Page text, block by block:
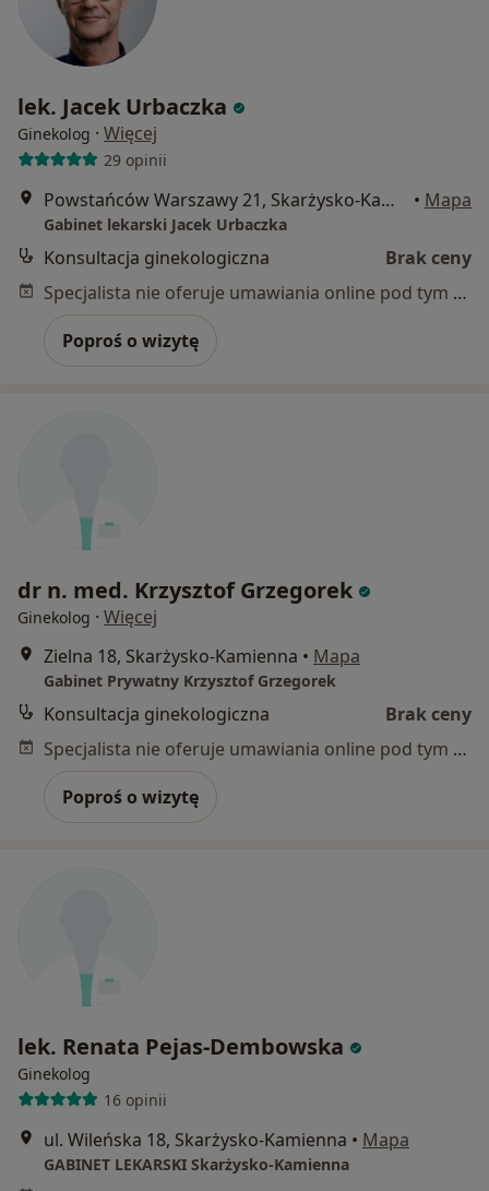
lek. Jacek Urbaczka
Ginekolog · Więcej
29 opinii
Powstańców Warszawy 21, Skarżysko-Kamienna • Mapa
Gabinet lekarski Jacek Urbaczka
Konsultacja ginekologiczna
Brak ceny
Specjalista nie oferuje umawiania online pod tym adresem.
Poproś o wizytę
dr n. med. Krzysztof Grzegorek
Ginekolog · Więcej
Zielna 18, Skarżysko-Kamienna • Mapa
Gabinet Prywatny Krzysztof Grzegorek
Konsultacja ginekologiczna
Brak ceny
Specjalista nie oferuje umawiania online pod tym adresem.
Poproś o wizytę
lek. Renata Pejas-Dembowska
Ginekolog
16 opinii
ul. Wileńska 18, Skarżysko-Kamienna • Mapa
GABINET LEKARSKI Skarżysko-Kamienna